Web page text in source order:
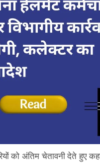
को अंतिम चेतावनी देते हुए